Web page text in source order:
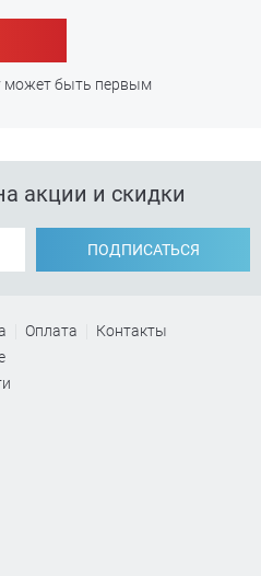
может быть первым
акции и скидки
ПОДПИСАТЬСЯ
Оплата
Контакты